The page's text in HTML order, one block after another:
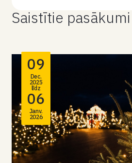
Saistītie pasākumi
09
Dec.
2025
līdz
06
Janv.
2026